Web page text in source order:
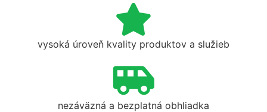
vysoká úroveň kvality produktov a služieb
nezáväzná a bezplatná obhliadka